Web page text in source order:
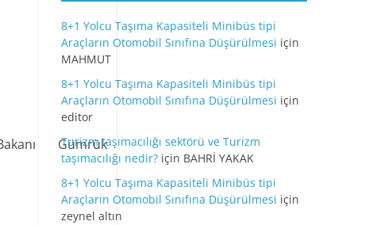
Bakanı
Gümrük
8+1 Yolcu Taşıma Kapasiteli Minibüs tipi
Araçların Otomobil Sınıfına Düşürülmesi için
MAHMUT
8+1 Yolcu Taşıma Kapasiteli Minibüs tipi
Araçların Otomobil Sınıfına Düşürülmesi için
editor
Turizm taşımacılığı sektörü ve Turizm
taşımacılığı nedir? için BAHRİ YAKAK
8+1 Yolcu Taşıma Kapasiteli Minibüs tipi
Araçların Otomobil Sınıfına Düşürülmesi için
zeynel altın